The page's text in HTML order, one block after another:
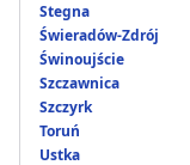
Stegna
Świeradów-Zdrój
Świnoujście
Szczawnica
Szczyrk
Toruń
Ustka